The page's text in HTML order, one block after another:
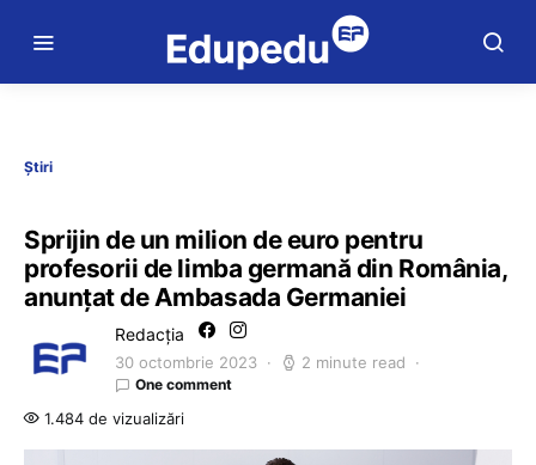
Știri
Sprijin de un milion de euro pentru
profesorii de limba germană din România,
anunțat de Ambasada Germaniei
Redacția
30 octombrie 2023 2 minute read
One comment
1.484 de vizualizări